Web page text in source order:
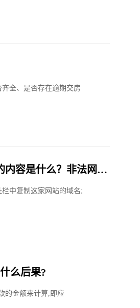
全、是否存在逾期交房
内容是什么？非法网站
中复制这家网站的域名;
么后果?
的金额来计算,即应